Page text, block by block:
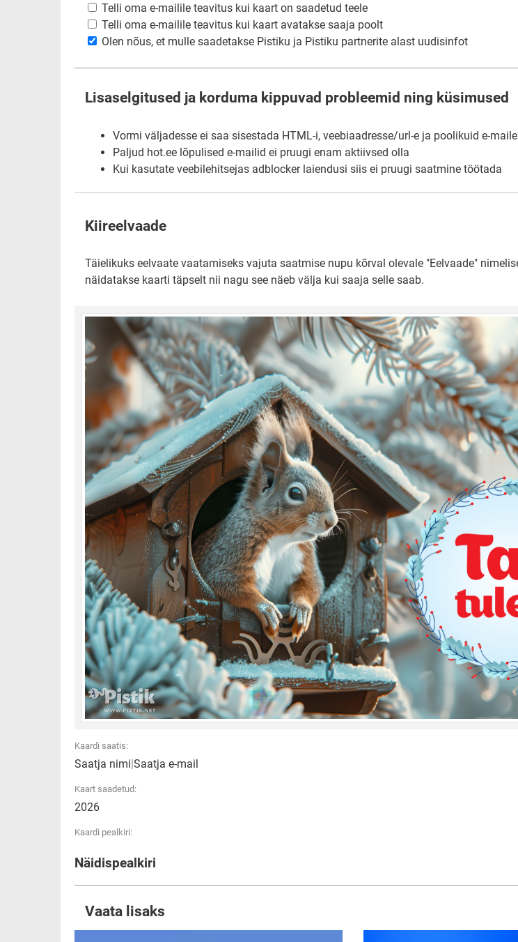
Telli oma e-mailile teavitus kui kaart on saadetud teele
Telli oma e-mailile teavitus kui kaart avatakse saaja poolt
Olen nõus, et mulle saadetakse Pistiku ja Pistiku partnerite alast uudisinfot
Lisaselgitused ja korduma kippuvad probleemid ning küsimused
Vormi väljadesse ei saa sisestada HTML-i, veebiaadresse/url-e ja poolikuid e-maile
Paljud hot.ee lõpulised e-mailid ei pruugi enam aktiivsed olla
Kui kasutate veebilehitsejas adblocker laiendusi siis ei pruugi saatmine töötada
Kiireelvaade
Täielikuks eelvaate vaatamiseks vajuta saatmise nupu kõrval olevale "Eelvaade"
näidatakse kaarti täpselt nii nagu see näeb välja kui saaja selle saab.
Kaardi saatis:
Saatja nimi|Saatja e-mail
Kaart saadetud:
2026
Kaardi pealkiri:
Näidispealkiri
Vaata lisaks